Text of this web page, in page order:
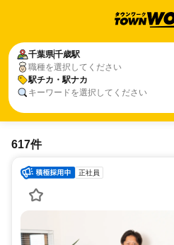
千葉県千歳駅
職種を選択してください
駅チカ・駅ナカ
キーワードを選択してください
千葉県千歳駅
駅チカ・駅ナカ
617件
正社員